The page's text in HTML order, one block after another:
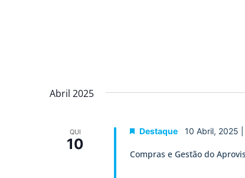
Abril 2025
QUI
10
Compras e Gestão do
Destaque 10 Abril, 2025